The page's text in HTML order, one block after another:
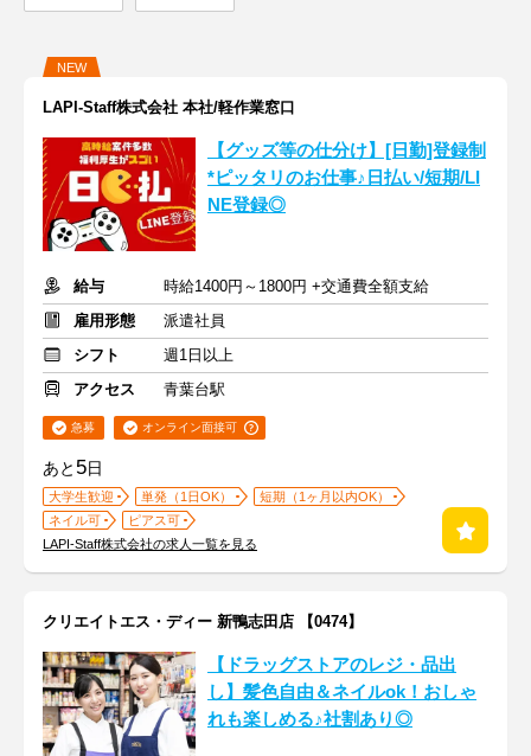
NEW
LAPI-Staff株式会社 本社/軽作業窓口
【グッズ等の仕分け】[日勤]登録制
*ピッタリのお仕事♪日払い/短期/LI
NE登録◎
給与
時給1400円～1800円 +交通費全額支給
雇用形態
派遣社員
シフト
週1日以上
アクセス
青葉台駅
急募 オンライン面接可
あと 5日
大学生歓迎 単発（1日OK）
短期（1ヶ月以内OK）
ネイル可
ピアス可
LAPI-Staff株式会社の求人一覧を見る
クリエイトエス・ディー 新鴨志田店 【0474】
【ドラッグストアのレジ・品出
し】髪色自由＆ネイルok！おしゃ
れも楽しめる♪社割あり◎